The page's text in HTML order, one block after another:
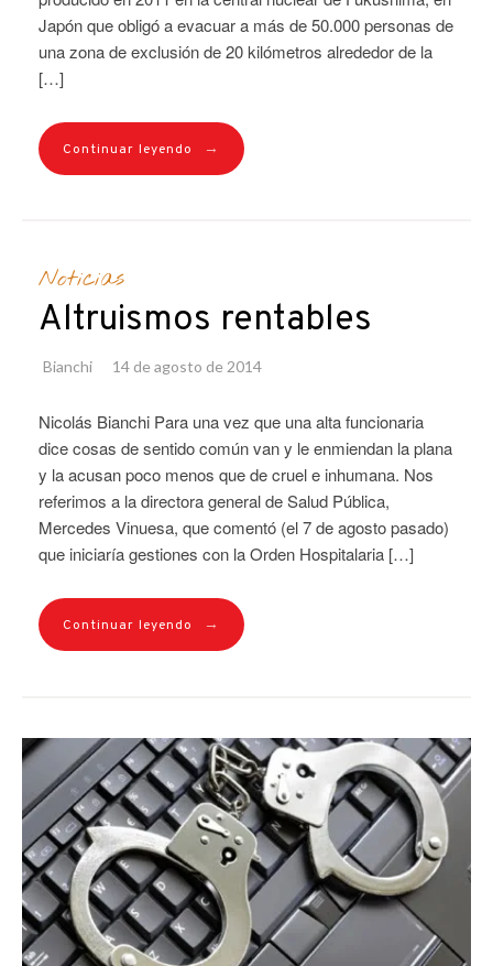
Japón que obligó a evacuar a más de 50.000 personas de
una zona de exclusión de 20 kilómetros alrededor de la
[…]
Continuar leyendo →
Noticias
Altruismos rentables
Bianchi 14 de agosto de 2014
Nicolás Bianchi Para una vez que una alta funcionaria
dice cosas de sentido común van y le enmiendan la plana
y la acusan poco menos que de cruel e inhumana. Nos
referimos a la directora general de Salud Pública,
Mercedes Vinuesa, que comentó (el 7 de agosto pasado)
que iniciaría gestiones con la Orden Hospitalaria […]
Continuar leyendo →